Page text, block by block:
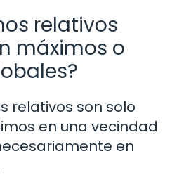
relativos
máximos o
relativos son solo
en una vecindad
en